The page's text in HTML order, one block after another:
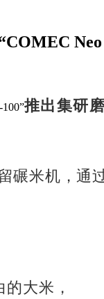
推出集研
碾米机，通
大米，